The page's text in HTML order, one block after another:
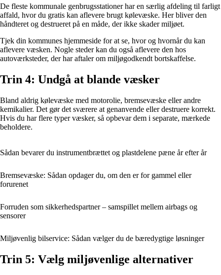
De fleste kommunale genbrugsstationer har en særlig afdeling til farligt
affald, hvor du gratis kan aflevere brugt kølevæske. Her bliver den
håndteret og destrueret på en måde, der ikke skader miljøet.
Tjek din kommunes hjemmeside for at se, hvor og hvornår du kan
aflevere væsken. Nogle steder kan du også aflevere den hos
autoværksteder, der har aftaler om miljøgodkendt bortskaffelse.
Trin 4: Undgå at blande væsker
Bland aldrig kølevæske med motorolie, bremsevæske eller andre
kemikalier. Det gør det sværere at genanvende eller destruere korrekt.
Hvis du har flere typer væsker, så opbevar dem i separate, mærkede
beholdere.
Sådan bevarer du instrumentbrættet og plastdelene pæne år efter år
Bremsevæske: Sådan opdager du, om den er for gammel eller
forurenet
Forruden som sikkerhedspartner – samspillet mellem airbags og
sensorer
Miljøvenlig bilservice: Sådan vælger du de bæredygtige løsninger
Trin 5: Vælg miljøvenlige alternativer